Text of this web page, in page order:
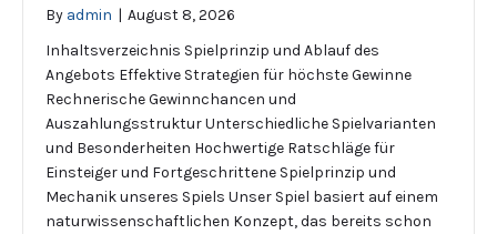
By admin | August 8, 2026
Inhaltsverzeichnis Spielprinzip und Ablauf des
Angebots Effektive Strategien für höchste Gewinne
Rechnerische Gewinnchancen und
Auszahlungsstruktur Unterschiedliche Spielvarianten
und Besonderheiten Hochwertige Ratschläge für
Einsteiger und Fortgeschrittene Spielprinzip und
Mechanik unseres Spiels Unser Spiel basiert auf einem
naturwissenschaftlichen Konzept, das bereits schon